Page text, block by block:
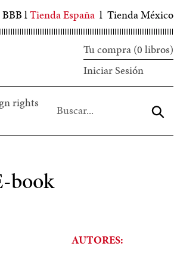
lTienda España l Tienda México
Tu compra (0 libros)
Iniciar SesiónIniciar
sesión
rights
book
AUTORES: